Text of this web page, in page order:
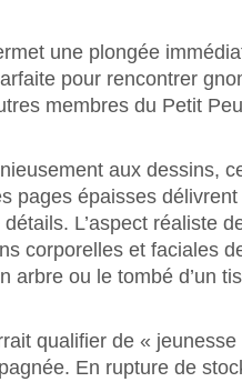
une plongée
pour rencontrer
membres du Petit
aux dessins,
pages épaisses
L’aspect réaliste
corporelles et faciales
arbre ou le tombé d’un
qualifier de «
En rupture de